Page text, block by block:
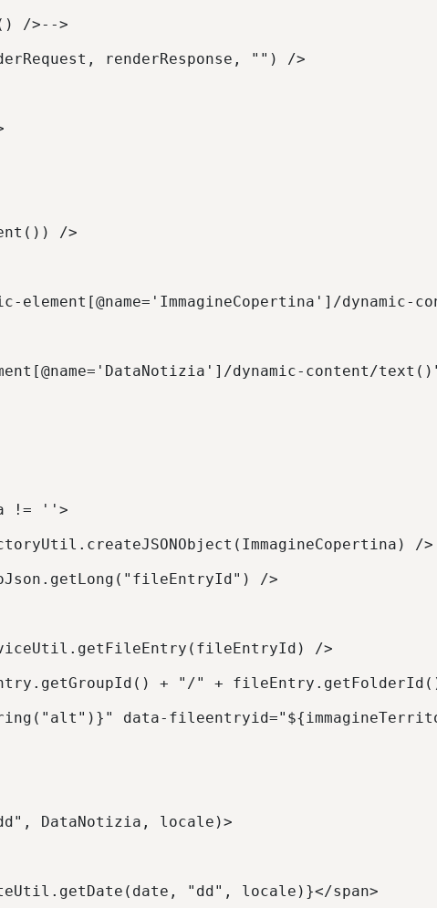
/>-->
renderResponse, "") />
/>
element[@name='ImmagineCopertina']/dynamic-
dynamic-content/
!= ''>
/
/>
/>
+ "/" +
data-
DataNotizia, locale)>
"dd", locale)}</span>